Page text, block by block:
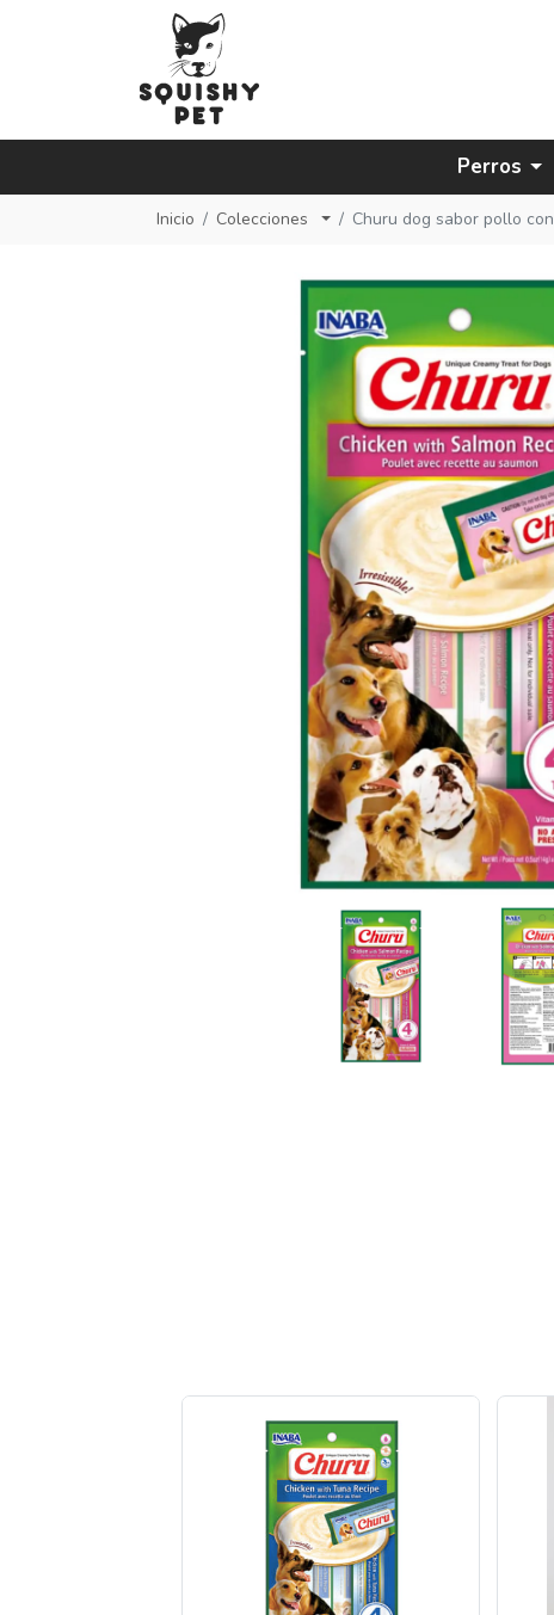
Perros
Inicio Colecciones Churu dog sabor pollo